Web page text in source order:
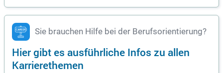
Sie brauchen Hilfe bei der Berufsorientierung?
Hier gibt es ausführliche Infos zu allen
Karrierethemen